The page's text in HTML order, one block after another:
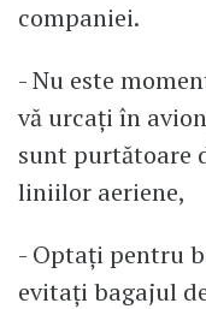
companiei.
- Nu este
vă urcați în
sunt purtătoare
liniilor aeriene,
- Optați pentru
evitați bagajul